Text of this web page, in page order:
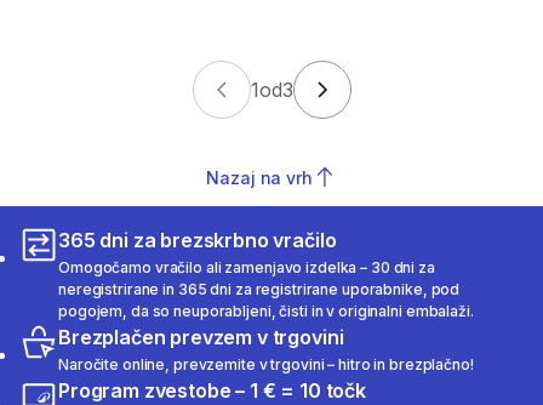
1od3
Nazaj na vrh
365 dni za brezskrbno vračilo
Omogočamo vračilo ali zamenjavo izdelka – 30 dni za
neregistrirane in 365 dni za registrirane uporabnike, pod
pogojem, da so neuporabljeni, čisti in v originalni embalaži.
Brezplačen prevzem v trgovini
Naročite online, prevzemite v trgovini – hitro in brezplačno!
Program zvestobe – 1 € = 10 točk